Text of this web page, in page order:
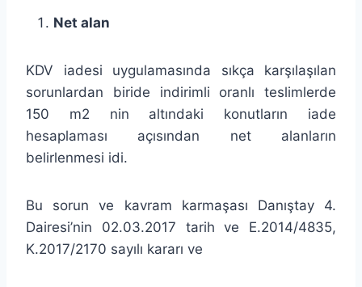
Net alan
KDV iadesi uygulamasında sıkça karşılaşılan
sorunlardan biride indirimli oranlı teslimlerde
150 m2 nin altındaki konutların iade
hesaplaması açısından net alanların
belirlenmesi idi.
Bu sorun ve kavram karmaşası Danıştay 4.
Dairesi’nin 02.03.2017 tarih ve E.2014/4835,
K.2017/2170 sayılı kararı ve